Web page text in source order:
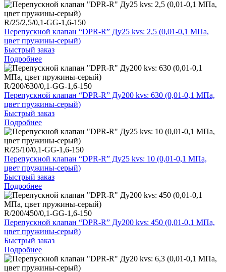
R/25/2,5/0,1-GG-1,6-150
Перепускной клапан “DPR-R” Ду25 kvs: 2,5 (0,01-0,1 МПа,
цвет пружины-серый)
Быстрый заказ
Подробнее
R/200/630/0,1-GG-1,6-150
Перепускной клапан “DPR-R” Ду200 kvs: 630 (0,01-0,1 МПа,
цвет пружины-серый)
Быстрый заказ
Подробнее
R/25/10/0,1-GG-1,6-150
Перепускной клапан “DPR-R” Ду25 kvs: 10 (0,01-0,1 МПа,
цвет пружины-серый)
Быстрый заказ
Подробнее
R/200/450/0,1-GG-1,6-150
Перепускной клапан “DPR-R” Ду200 kvs: 450 (0,01-0,1 МПа,
цвет пружины-серый)
Быстрый заказ
Подробнее